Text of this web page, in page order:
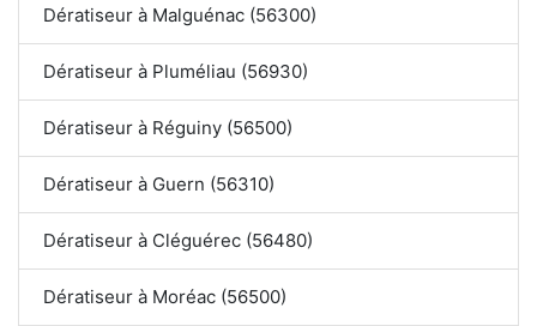
Dératiseur à Malguénac (56300)
Dératiseur à Pluméliau (56930)
Dératiseur à Réguiny (56500)
Dératiseur à Guern (56310)
Dératiseur à Cléguérec (56480)
Dératiseur à Moréac (56500)